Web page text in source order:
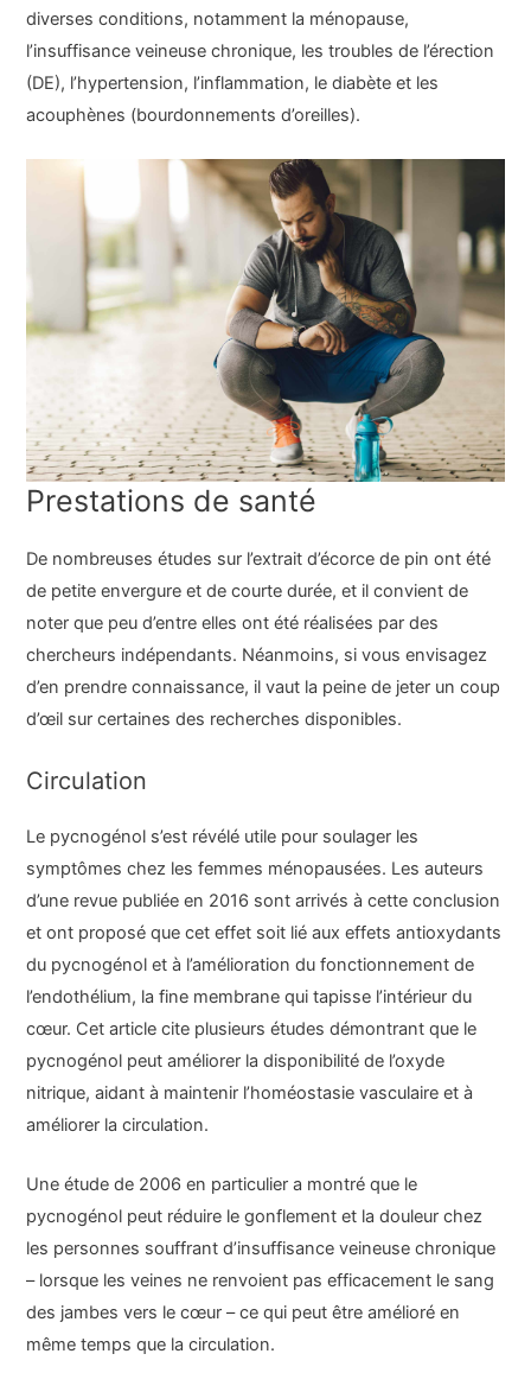
diverses conditions, notamment la ménopause,
l’insuffisance veineuse chronique, les troubles de l’érection
(DE), l’hypertension, l’inflammation, le diabète et les
acouphènes (bourdonnements d’oreilles).
Prestations de santé
De nombreuses études sur l’extrait d’écorce de pin ont été
de petite envergure et de courte durée, et il convient de
noter que peu d’entre elles ont été réalisées par des
chercheurs indépendants. Néanmoins, si vous envisagez
d’en prendre connaissance, il vaut la peine de jeter un coup
d’œil sur certaines des recherches disponibles.
Circulation
Le pycnogénol s’est révélé utile pour soulager les
symptômes chez les femmes ménopausées. Les auteurs
d’une revue publiée en 2016 sont arrivés à cette conclusion
et ont proposé que cet effet soit lié aux effets antioxydants
du pycnogénol et à l’amélioration du fonctionnement de
l’endothélium, la fine membrane qui tapisse l’intérieur du
cœur. Cet article cite plusieurs études démontrant que le
pycnogénol peut améliorer la disponibilité de l’oxyde
nitrique, aidant à maintenir l’homéostasie vasculaire et à
améliorer la circulation.
Une étude de 2006 en particulier a montré que le
pycnogénol peut réduire le gonflement et la douleur chez
les personnes souffrant d’insuffisance veineuse chronique
– lorsque les veines ne renvoient pas efficacement le sang
des jambes vers le cœur – ce qui peut être amélioré en
même temps que la circulation.